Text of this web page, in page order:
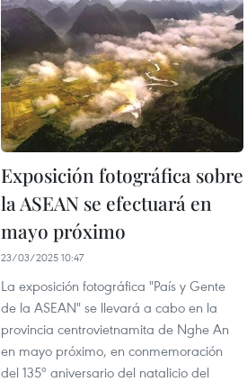
Exposición fotográfica sobre
la ASEAN se efectuará en
mayo próximo
23/03/2025 10:47
La exposición fotográfica "País y Gente
de la ASEAN" se llevará a cabo en la
provincia centrovietnamita de Nghe An
en mayo próximo, en conmemoración
del 135º aniversario del natalicio del